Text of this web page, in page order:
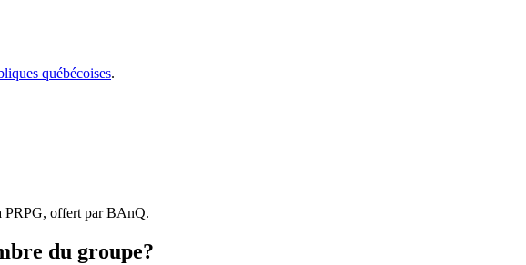
québécoises.
PRPG, offert par BAnQ.
du groupe?